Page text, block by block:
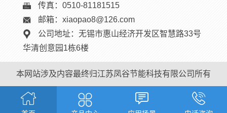
传真：0510-81181515
邮箱：xiaopao8@126.com
公司地址：无锡市惠山经济开发区智慧路33号
华清创意园1栋6楼
本网站涉及内容最终归江苏凤谷节能科技有限公司所有
   